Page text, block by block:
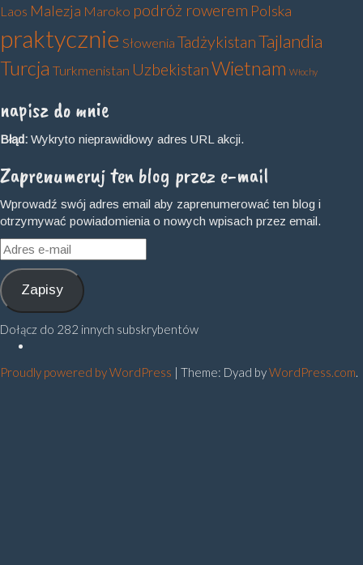
Laos Malezja Maroko podróż rowerem Polska
praktycznie Słowenia TadżykistanTajlandia
Turcja Turkmenistan UzbekistanWietnam Włochy
napisz do mnie
Błąd: Wykryto nieprawidłowy adres URL akcji.
Zaprenumeruj ten blog przez e-mail
Wprowadź swój adres email aby zaprenumerować ten blog i
otrzymywać powiadomienia o nowych wpisach przez email.
Adres
e-
mail
Zapisy
Dołącz do 282 innych subskrybentów
Proudly powered by WordPress | Theme: Dyad byWordPress.com